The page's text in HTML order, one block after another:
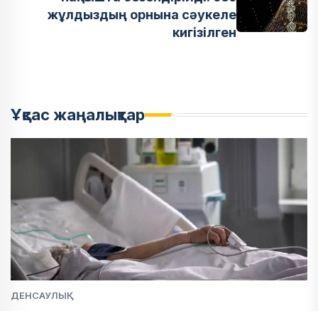
жұлдыздың орнына сәукеле
кигізілген
Ұқсас жаңалықтар
ДЕНСАУЛЫҚ